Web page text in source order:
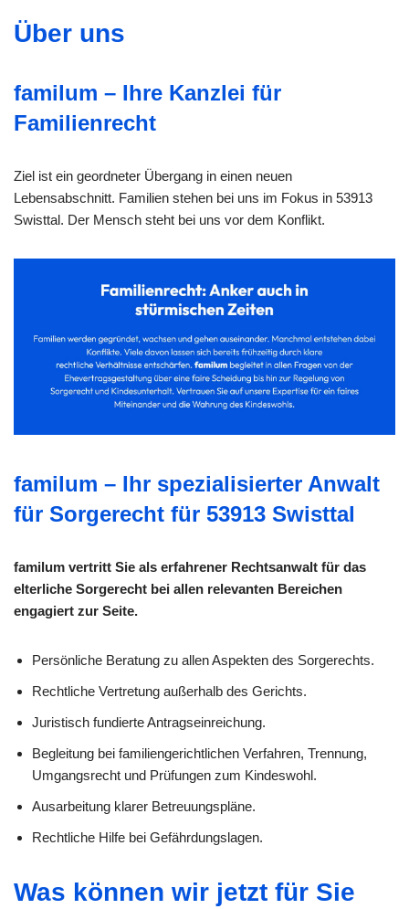
Über uns
familum – Ihre Kanzlei für
Familienrecht
Ziel ist ein geordneter Übergang in einen neuen
Lebensabschnitt. Familien stehen bei uns im Fokus in 53913
Swisttal. Der Mensch steht bei uns vor dem Konflikt.
familum – Ihr spezialisierter Anwalt
für Sorgerecht für 53913 Swisttal
familum vertritt Sie als erfahrener Rechtsanwalt für das
elterliche Sorgerecht bei allen relevanten Bereichen
engagiert zur Seite.
Persönliche Beratung zu allen Aspekten des Sorgerechts.
Rechtliche Vertretung außerhalb des Gerichts.
Juristisch fundierte Antragseinreichung.
Begleitung bei familiengerichtlichen Verfahren, Trennung,
Umgangsrecht und Prüfungen zum Kindeswohl.
Ausarbeitung klarer Betreuungspläne.
Rechtliche Hilfe bei Gefährdungslagen.
Was können wir jetzt für Sie